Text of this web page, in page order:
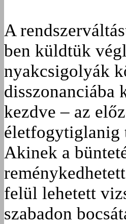
A
ben küldtük
nyakcsigolyák
disszonanciába
kezdve – az
életfogytiglanig
Akinek a
felül lehetett
szabadon